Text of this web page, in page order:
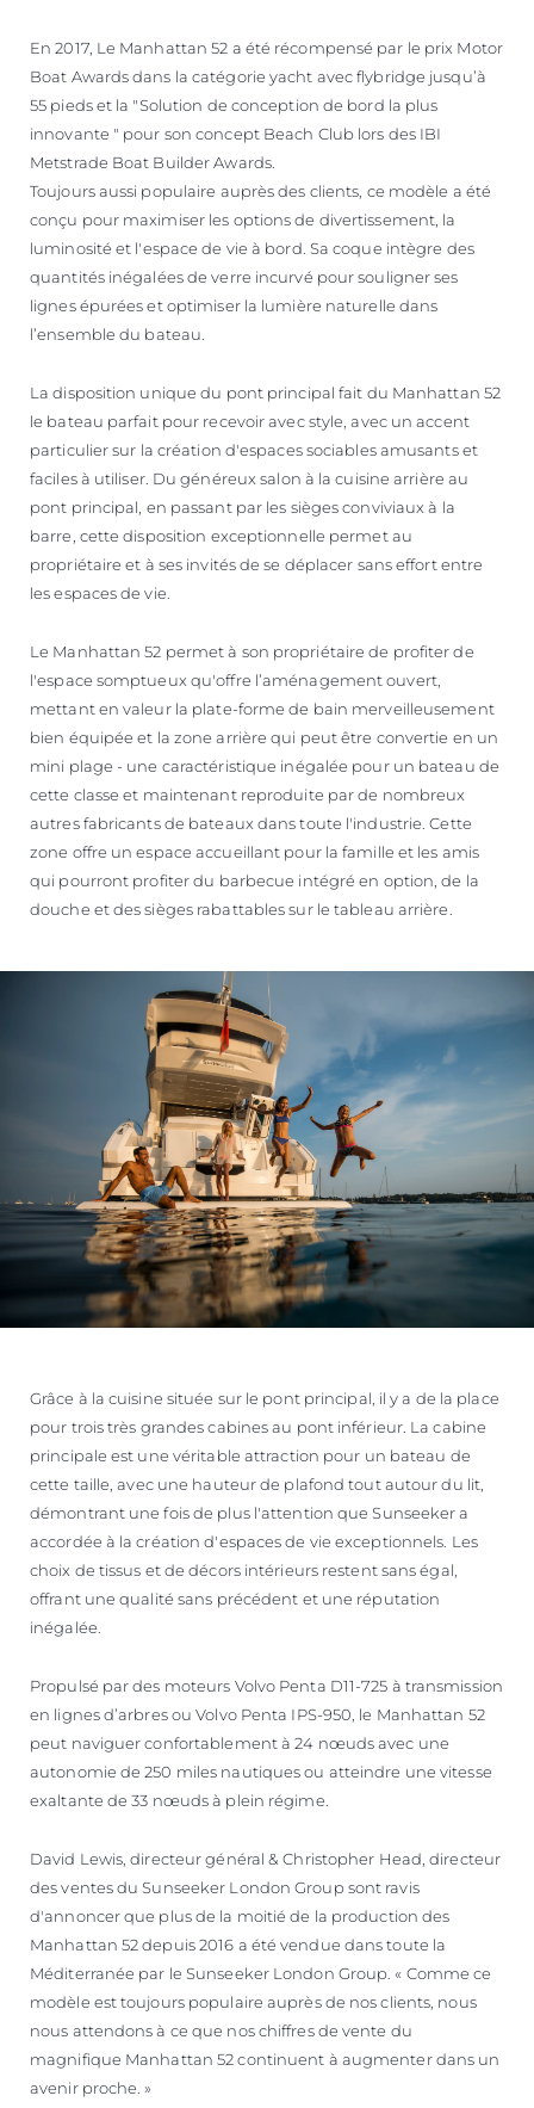
En 2017, Le Manhattan 52 a été récompensé par le prix Motor
Boat Awards dans la catégorie yacht avec flybridge jusqu’à
55 pieds et la "Solution de conception de bord la plus
innovante " pour son concept Beach Club lors des IBI
Metstrade Boat Builder Awards.
Toujours aussi populaire auprès des clients, ce modèle a été
conçu pour maximiser les options de divertissement, la
luminosité et l'espace de vie à bord. Sa coque intègre des
quantités inégalées de verre incurvé pour souligner ses
lignes épurées et optimiser la lumière naturelle dans
l’ensemble du bateau.
La disposition unique du pont principal fait du Manhattan 52
le bateau parfait pour recevoir avec style, avec un accent
particulier sur la création d'espaces sociables amusants et
faciles à utiliser. Du généreux salon à la cuisine arrière au
pont principal, en passant par les sièges conviviaux à la
barre, cette disposition exceptionnelle permet au
propriétaire et à ses invités de se déplacer sans effort entre
les espaces de vie.
Le Manhattan 52 permet à son propriétaire de profiter de
l'espace somptueux qu'offre l’aménagement ouvert,
mettant en valeur la plate-forme de bain merveilleusement
bien équipée et la zone arrière qui peut être convertie en un
mini plage - une caractéristique inégalée pour un bateau de
cette classe et maintenant reproduite par de nombreux
autres fabricants de bateaux dans toute l'industrie. Cette
zone offre un espace accueillant pour la famille et les amis
qui pourront profiter du barbecue intégré en option, de la
douche et des sièges rabattables sur le tableau arrière.
Grâce à la cuisine située sur le pont principal, il y a de la place
pour trois très grandes cabines au pont inférieur. La cabine
principale est une véritable attraction pour un bateau de
cette taille, avec une hauteur de plafond tout autour du lit,
démontrant une fois de plus l'attention que Sunseeker a
accordée à la création d'espaces de vie exceptionnels. Les
choix de tissus et de décors intérieurs restent sans égal,
offrant une qualité sans précédent et une réputation
inégalée.
Propulsé par des moteurs Volvo Penta D11-725 à transmission
en lignes d’arbres ou Volvo Penta IPS-950, le Manhattan 52
peut naviguer confortablement à 24 nœuds avec une
autonomie de 250 miles nautiques ou atteindre une vitesse
exaltante de 33 nœuds à plein régime.
David Lewis, directeur général & Christopher Head, directeur
des ventes du Sunseeker London Group sont ravis
d'annoncer que plus de la moitié de la production des
Manhattan 52 depuis 2016 a été vendue dans toute la
Méditerranée par le Sunseeker London Group. « Comme ce
modèle est toujours populaire auprès de nos clients, nous
nous attendons à ce que nos chiffres de vente du
magnifique Manhattan 52 continuent à augmenter dans un
avenir proche. »